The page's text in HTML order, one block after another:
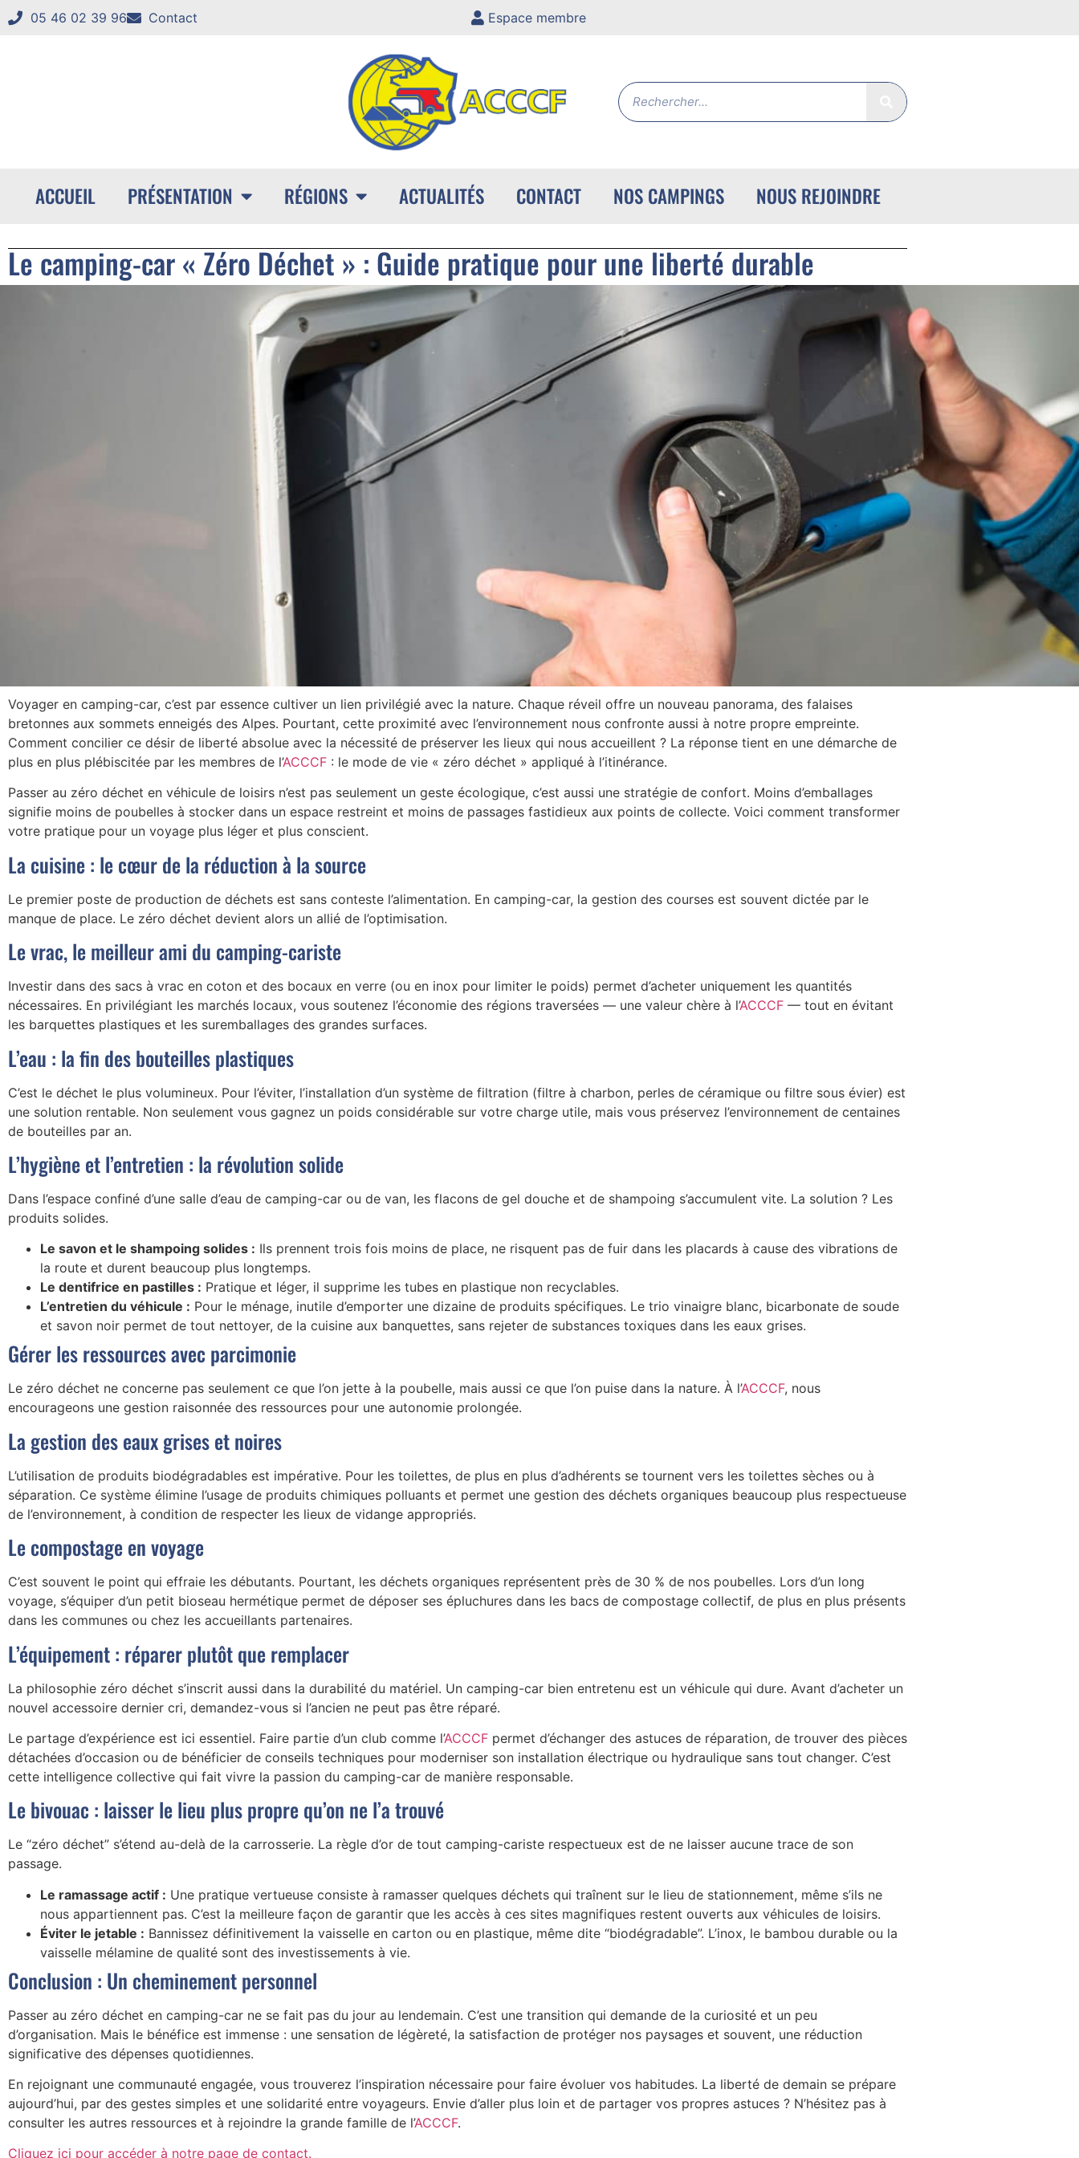
05 46 02 39 96 Contact Espace membre
ACCUEIL PRÉSENTATION RÉGIONS ACTUALITÉS CONTACT NOS CAMPINGS NOUS REJOINDRE
Le camping-car « Zéro Déchet » : Guide pratique pour une liberté durable
Voyager en camping-car, c’est par essence cultiver un lien privilégié avec la nature. Chaque réveil offre un nouveau panorama, des falaises
bretonnes aux sommets enneigés des Alpes. Pourtant, cette proximité avec l’environnement nous confronte aussi à notre propre empreinte.
Comment concilier ce désir de liberté absolue avec la nécessité de préserver les lieux qui nous accueillent ? La réponse tient en une démarche de
plus en plus plébiscitée par les membres de l’ACCCF : le mode de vie « zéro déchet » appliqué à l’itinérance.
Passer au zéro déchet en véhicule de loisirs n’est pas seulement un geste écologique, c’est aussi une stratégie de confort. Moins d’emballages
signifie moins de poubelles à stocker dans un espace restreint et moins de passages fastidieux aux points de collecte. Voici comment transformer
votre pratique pour un voyage plus léger et plus conscient.
La cuisine : le cœur de la réduction à la source
Le premier poste de production de déchets est sans conteste l’alimentation. En camping-car, la gestion des courses est souvent dictée par le
manque de place. Le zéro déchet devient alors un allié de l’optimisation.
Le vrac, le meilleur ami du camping-cariste
Investir dans des sacs à vrac en coton et des bocaux en verre (ou en inox pour limiter le poids) permet d’acheter uniquement les quantités
nécessaires. En privilégiant les marchés locaux, vous soutenez l’économie des régions traversées — une valeur chère à l’ACCCF — tout en évitant
les barquettes plastiques et les suremballages des grandes surfaces.
L’eau : la fin des bouteilles plastiques
C’est le déchet le plus volumineux. Pour l’éviter, l’installation d’un système de filtration (filtre à charbon, perles de céramique ou filtre sous évier) est
une solution rentable. Non seulement vous gagnez un poids considérable sur votre charge utile, mais vous préservez l’environnement de centaines
de bouteilles par an.
L’hygiène et l’entretien : la révolution solide
Dans l’espace confiné d’une salle d’eau de camping-car ou de van, les flacons de gel douche et de shampoing s’accumulent vite. La solution ? Les
produits solides.
Le savon et le shampoing solides : Ils prennent trois fois moins de place, ne risquent pas de fuir dans les placards à cause des vibrations de
la route et durent beaucoup plus longtemps.
Le dentifrice en pastilles : Pratique et léger, il supprime les tubes en plastique non recyclables.
L’entretien du véhicule : Pour le ménage, inutile d’emporter une dizaine de produits spécifiques. Le trio vinaigre blanc, bicarbonate de soude
et savon noir permet de tout nettoyer, de la cuisine aux banquettes, sans rejeter de substances toxiques dans les eaux grises.
Gérer les ressources avec parcimonie
Le zéro déchet ne concerne pas seulement ce que l’on jette à la poubelle, mais aussi ce que l’on puise dans la nature. À l’ACCCF, nous
encourageons une gestion raisonnée des ressources pour une autonomie prolongée.
La gestion des eaux grises et noires
L’utilisation de produits biodégradables est impérative. Pour les toilettes, de plus en plus d’adhérents se tournent vers les toilettes sèches ou à
séparation. Ce système élimine l’usage de produits chimiques polluants et permet une gestion des déchets organiques beaucoup plus respectueuse
de l’environnement, à condition de respecter les lieux de vidange appropriés.
Le compostage en voyage
C’est souvent le point qui effraie les débutants. Pourtant, les déchets organiques représentent près de 30 % de nos poubelles. Lors d’un long
voyage, s’équiper d’un petit bioseau hermétique permet de déposer ses épluchures dans les bacs de compostage collectif, de plus en plus présents
dans les communes ou chez les accueillants partenaires.
L’équipement : réparer plutôt que remplacer
La philosophie zéro déchet s’inscrit aussi dans la durabilité du matériel. Un camping-car bien entretenu est un véhicule qui dure. Avant d’acheter un
nouvel accessoire dernier cri, demandez-vous si l’ancien ne peut pas être réparé.
Le partage d’expérience est ici essentiel. Faire partie d’un club comme l’ACCCF permet d’échanger des astuces de réparation, de trouver des pièces
détachées d’occasion ou de bénéficier de conseils techniques pour moderniser son installation électrique ou hydraulique sans tout changer. C’est
cette intelligence collective qui fait vivre la passion du camping-car de manière responsable.
Le bivouac : laisser le lieu plus propre qu’on ne l’a trouvé
Le “zéro déchet” s’étend au-delà de la carrosserie. La règle d’or de tout camping-cariste respectueux est de ne laisser aucune trace de son
passage.
Le ramassage actif : Une pratique vertueuse consiste à ramasser quelques déchets qui traînent sur le lieu de stationnement, même s’ils ne
nous appartiennent pas. C’est la meilleure façon de garantir que les accès à ces sites magnifiques restent ouverts aux véhicules de loisirs.
Éviter le jetable : Bannissez définitivement la vaisselle en carton ou en plastique, même dite “biodégradable”. L’inox, le bambou durable ou la
vaisselle mélamine de qualité sont des investissements à vie.
Conclusion : Un cheminement personnel
Passer au zéro déchet en camping-car ne se fait pas du jour au lendemain. C’est une transition qui demande de la curiosité et un peu
d’organisation. Mais le bénéfice est immense : une sensation de légèreté, la satisfaction de protéger nos paysages et souvent, une réduction
significative des dépenses quotidiennes.
En rejoignant une communauté engagée, vous trouverez l’inspiration nécessaire pour faire évoluer vos habitudes. La liberté de demain se prépare
aujourd’hui, par des gestes simples et une solidarité entre voyageurs. Envie d’aller plus loin et de partager vos propres astuces ? N’hésitez pas à
consulter les autres ressources et à rejoindre la grande famille de l’ACCCF.
Cliquez ici pour accéder à notre page de contact.